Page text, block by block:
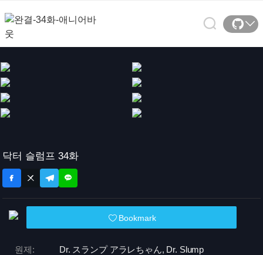
닥터 슬럼프 34화
Bookmark
원제: Dr. スランプ アラレちゃん, Dr. Slump